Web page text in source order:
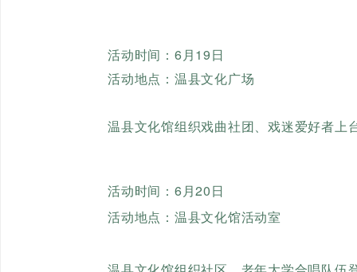
活动时间：6月19日
活动地点：温县文化广场
温县文化馆组织戏曲社团、戏迷爱好者上
活动时间：6月20日
活动地点：温县文化馆活动室